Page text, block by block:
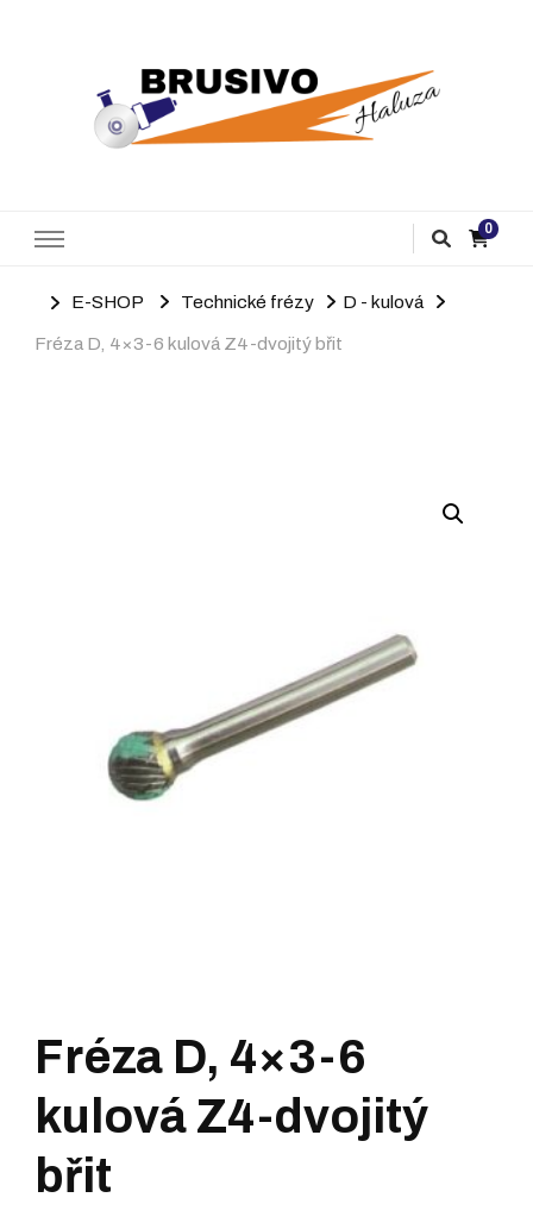
0
E-SHOP Technické frézy D - kulová
Fréza D, 4×3-6 kulová Z4-dvojitý břit
Fréza D, 4×3-6
kulová Z4-dvojitý
břit